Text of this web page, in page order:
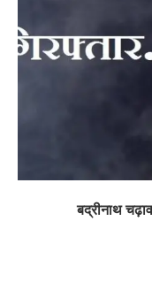
बद्रीनाथ